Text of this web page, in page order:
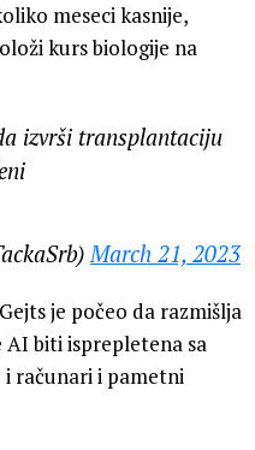
meseci kasnije,
kurs biologije na
izvrši transplantaciju
March 21, 2023
je počeo da razmišlja
biti isprepletena sa
i računari i pametni